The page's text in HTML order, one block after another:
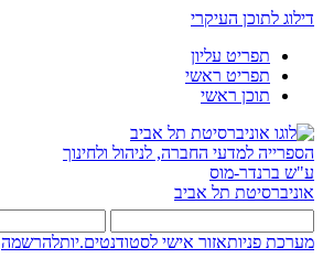
דילוג לתוכן העיקרי
תפריט עליון
תפריט ראשי
תוכן ראשי
הספרייה למדעי החברה, לניהול ולחינוך
ע"ש ברנדר-מוס
אוניברסיטת תל אביב
מערכת פניותאזור אישי לסטודנטים.יותלהרשמה